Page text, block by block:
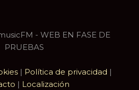
- WEB EN FASE DE
PRUEBAS
| Política de privacidad |
| Localización